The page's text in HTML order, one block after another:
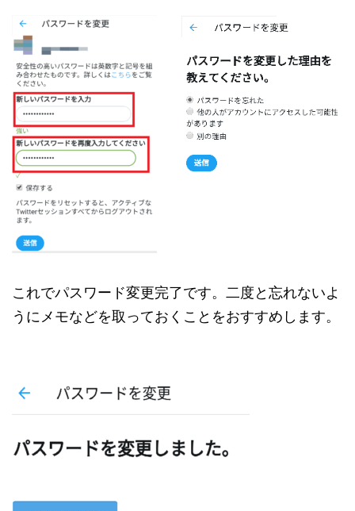
これでパスワード変更完了です。二度と忘れないよ
うにメモなどを取っておくことをおすすめします。